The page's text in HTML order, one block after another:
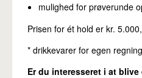
mulighed for prøverunde
Prisen for ét hold er kr.
* drikkevarer for egen
Er du interesseret i at